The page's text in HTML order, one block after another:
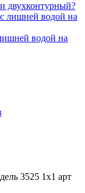
двухконтурный?
водой на
3525 1x1 арт